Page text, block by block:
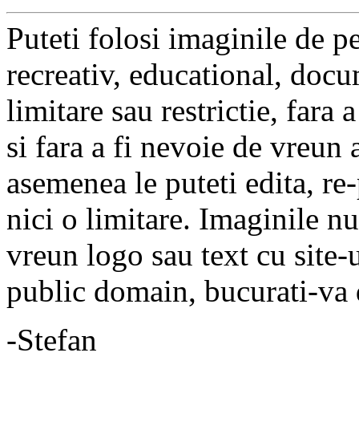
Puteti folosi imaginile de
recreativ, educational,
limitare sau restrictie, fara
si fara a fi nevoie de vreun
asemenea le puteti edita,
nici o limitare. Imaginile
vreun logo sau text cu
public domain, bucurati-va
-Stefan